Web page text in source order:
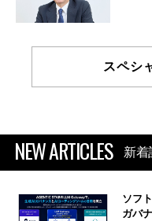
スペシ
NEW ARTICLES 新着
ソフ
ガバ